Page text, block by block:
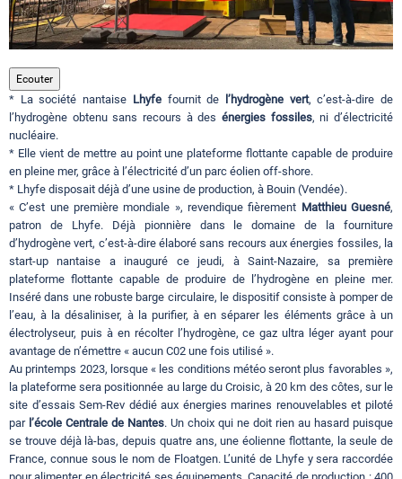
Hotels
Evenements
Contact
Ecouter
* La société nantaise Lhyfe fournit de l’hydrogène vert, c’est-à-dire de
l’hydrogène obtenu sans recours à des énergies fossiles, ni d’électricité
nucléaire.
* Elle vient de mettre au point une plateforme flottante capable de produire
en pleine mer, grâce à l’électricité d’un parc éolien off-shore.
* Lhyfe disposait déjà d’une usine de production, à Bouin (Vendée).
« C’est une première mondiale », revendique fièrement Matthieu Guesné,
patron de Lhyfe. Déjà pionnière dans le domaine de la fourniture
d’hydrogène vert, c’est-à-dire élaboré sans recours aux énergies fossiles, la
start-up nantaise a inauguré ce jeudi, à Saint-Nazaire, sa première
plateforme flottante capable de produire de l’hydrogène en pleine mer.
Inséré dans une robuste barge circulaire, le dispositif consiste à pomper de
l’eau, à la désaliniser, à la purifier, à en séparer les éléments grâce à un
électrolyseur, puis à en récolter l’hydrogène, ce gaz ultra léger ayant pour
avantage de n’émettre « aucun C02 une fois utilisé ».
Au printemps 2023, lorsque « les conditions météo seront plus favorables »,
la plateforme sera positionnée au large du Croisic, à 20 km des côtes, sur le
site d’essais Sem-Rev dédié aux énergies marines renouvelables et piloté
par l’école Centrale de Nantes. Un choix qui ne doit rien au hasard puisque
se trouve déjà là-bas, depuis quatre ans, une éolienne flottante, la seule de
France, connue sous le nom de Floatgen. L’unité de Lhyfe y sera raccordée